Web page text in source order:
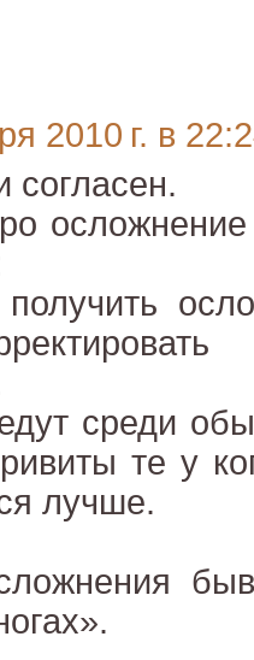
2010 г. в
согласен.
получить
среди
те у
лучше.